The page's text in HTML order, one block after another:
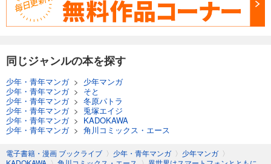
同じジャンルの本を探す
少年・青年マンガ> 少年マンガ
少年・青年マンガ> そと
少年・青年マンガ> 冬原パトラ
少年・青年マンガ> 兎塚エイジ
少年・青年マンガ> KADOKAWA
少年・青年マンガ> 角川コミックス・エース
電子書籍・漫画 ブックライブ 〉 少年・青年マンガ 〉 少年マンガ 〉